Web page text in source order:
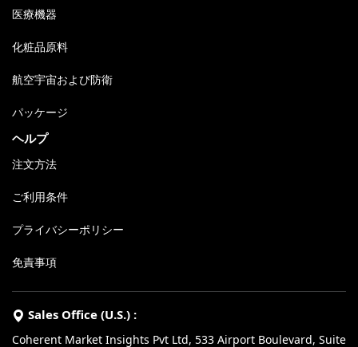
医療機器
化粧品原料
航空宇宙および防衛
パッケージ
ヘルプ
注文方法
ご利用条件
プライバシーポリシー
免責事項
Sales Office (U.S.) :
Coherent Market Insights Pvt Ltd, 533 Airport Boulevard, Suite